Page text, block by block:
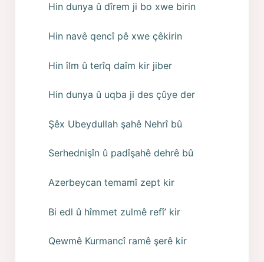
Hin dunya û dîrem ji bo xwe birin
Hin navê qencî pê xwe çêkirin
Hin îlm û terîq daîm kir jiber
Hin dunya û uqba ji des çûye der
Şêx Ubeydullah şahê Nehrî bû
Serhednişîn û padîşahê dehrê bû
Azerbeycan temamî zept kir
Bi edl û hîmmet zulmê refî’ kir
Qewmê Kurmancî ramê şerê kir